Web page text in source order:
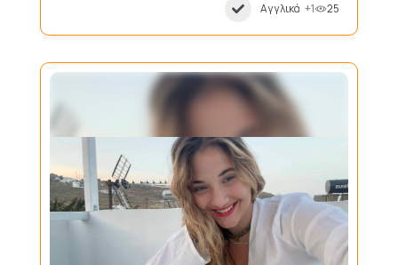
Αγγλικά +1 25